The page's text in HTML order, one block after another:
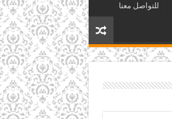
للتواصل معنا